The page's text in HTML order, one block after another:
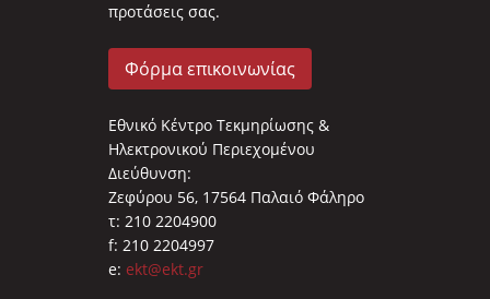
προτάσεις σας.
Φόρμα επικοινωνίας
Εθνικό Κέντρο Τεκμηρίωσης &
Ηλεκτρονικού Περιεχομένου
Διεύθυνση:
Ζεφύρου 56, 17564 Παλαιό Φάληρο
τ: 210 2204900
f: 210 2204997
e: ekt@ekt.gr